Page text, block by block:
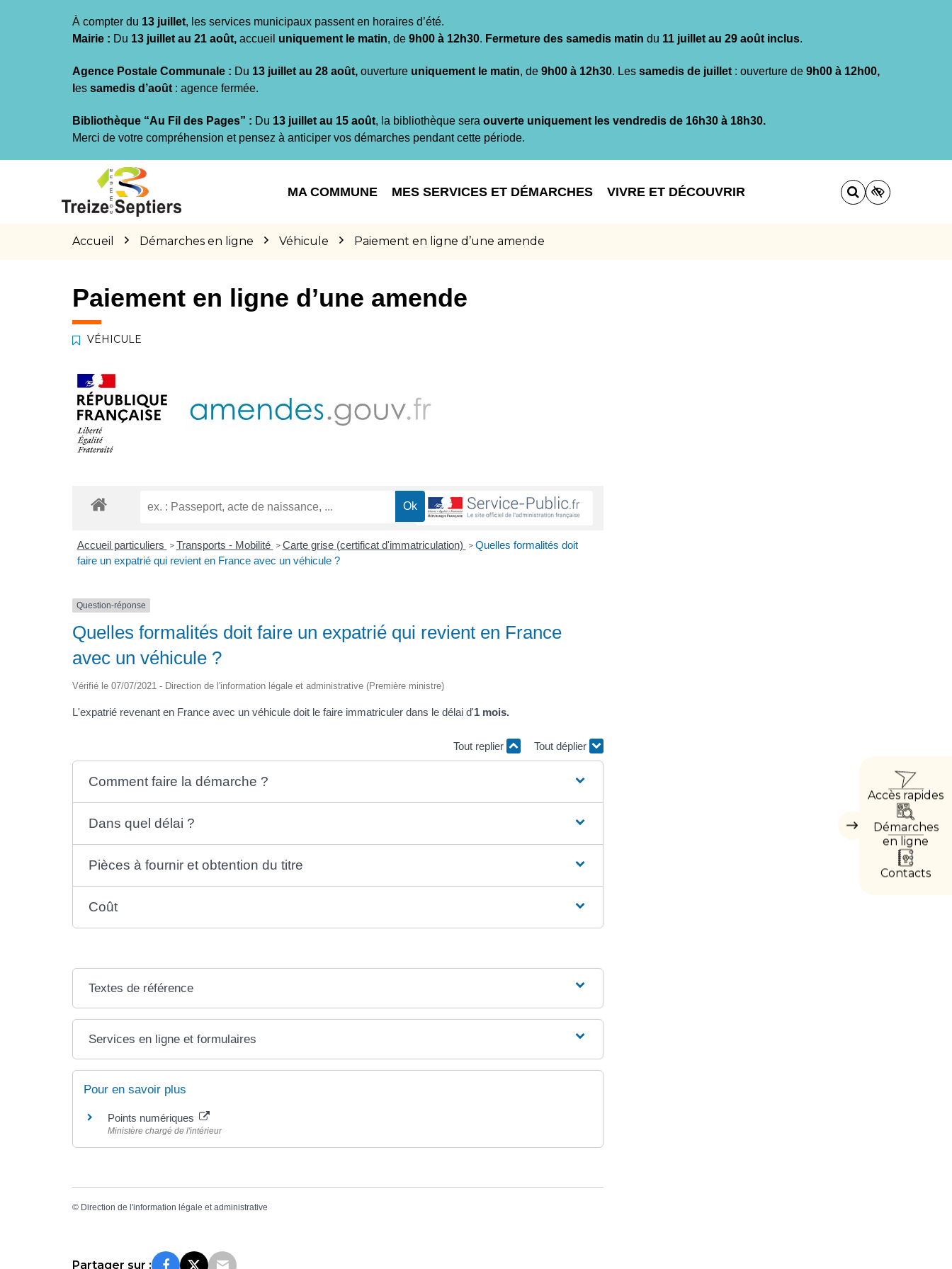
À compter du 13 juillet, les services municipaux passent en horaires d’été.
Mairie : Du 13 juillet au 21 août, accueil uniquement le matin, de 9h00 à 12h30. Fermeture des samedis matin du 11 juillet au 29 août inclus.
Agence Postale Communale : Du 13 juillet au 28 août, ouverture uniquement le matin, de 9h00 à 12h30. Les samedis de juillet : ouverture de 9h00 à 12h00,
es samedis d’août : agence fermée.
Bibliothèque “Au Fil des Pages” : Du 13 juillet au 15 août, la bibliothèque sera ouverte uniquement les vendredis de 16h30 à 18h30.
Merci de votre compréhension et pensez à anticiper vos démarches pendant cette période.
MA COMMUNE MES SERVICES ET DÉMARCHES VIVRE ET DÉCOUVRIR
Accueil Démarches en ligne Véhicule Paiement en ligne d’une amende
Masquer
Accès rapides
Démarches
en ligne
Contacts
Paiement en ligne d’une amende
VÉHICULE
Accueil particuliers > Transports - Mobilité > Carte grise (certificat d'immatriculation) > Quelles formalités doit
faire un expatrié qui revient en France avec un véhicule ?
Question-réponse
Quelles formalités doit faire un expatrié qui revient en France
avec un véhicule ?
Vérifié le 07/07/2021 - Direction de l'information légale et administrative (Première ministre)
L'expatrié revenant en France avec un véhicule doit le faire immatriculer dans le délai d'1 mois.
Tout replier Tout déplier
Comment faire la démarche ?
Dans quel délai ?
Pièces à fournir et obtention du titre
Coût
Textes de référence
Services en ligne et formulaires
Pour en savoir plus
Points numériques
Ministère chargé de l'intérieur
© Direction de l'information légale et administrative
Partager sur :